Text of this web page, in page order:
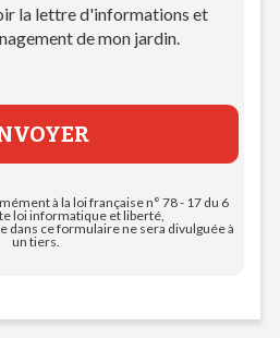
la lettre d'informations et
de mon jardin.
à la loi française n° 78 - 17 du 6
loi informatique et liberté,
dans ce formulaire ne sera divulguée à
un tiers.